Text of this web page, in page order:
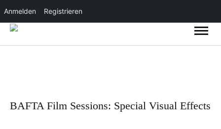
Anmelden Registrieren
BAFTA Film Sessions: Special Visual Effects